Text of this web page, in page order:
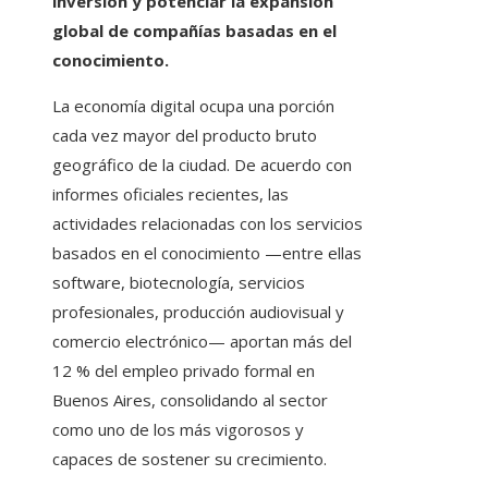
global de compañías basadas en el
conocimiento.
La economía digital ocupa una porción
cada vez mayor del producto bruto
geográfico de la ciudad. De acuerdo con
informes oficiales recientes, las
actividades relacionadas con los servicios
basados en el conocimiento —entre ellas
software, biotecnología, servicios
profesionales, producción audiovisual y
comercio electrónico— aportan más del
12 % del empleo privado formal en
Buenos Aires, consolidando al sector
como uno de los más vigorosos y
capaces de sostener su crecimiento.